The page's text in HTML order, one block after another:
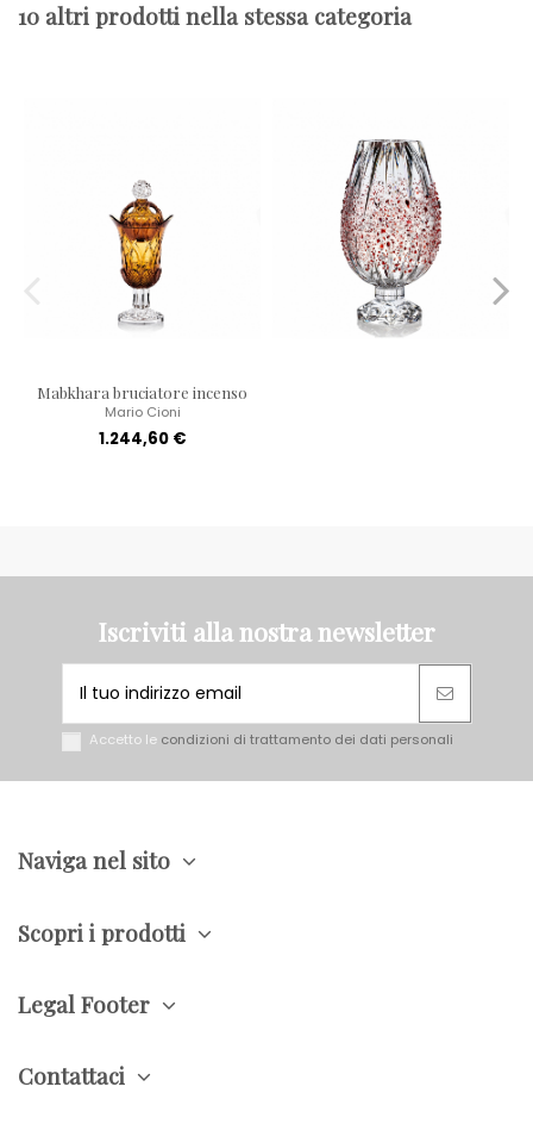
10 altri prodotti nella stessa categoria
Mabkhara bruciatore incenso
Mario Cioni
1.244,60 €
Iscriviti alla nostra newsletter
Accetto le condizioni di trattamento dei dati personali
Naviga nel sito
Scopri i prodotti
Legal Footer
Contattaci